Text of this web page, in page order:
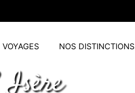
NOS DISTINCTIONS
Isère